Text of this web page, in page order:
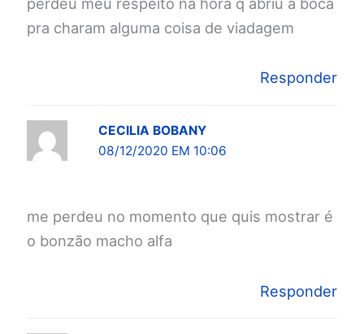
pra charam alguma coisa de viadagem
Responder
CECILIA BOBANY
08/12/2020 EM 10:06
me perdeu no momento que quis mostrar é
o bonzão macho alfa
Responder